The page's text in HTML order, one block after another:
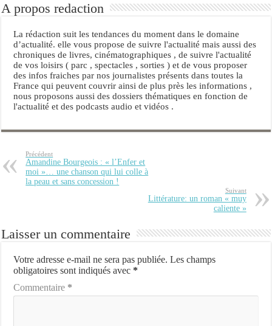
A propos redaction
La rédaction suit les tendances du moment dans le domaine
d’actualité. elle vous propose de suivre l'actualité mais aussi des
chroniques de livres, cinématographiques , de suivre l'actualité
de vos loisirs ( parc , spectacles , sorties ) et de vous proposer
des infos fraiches par nos journalistes présents dans toutes la
France qui peuvent couvrir ainsi de plus près les informations ,
nous proposons aussi des dossiers thématiques en fonction de
l'actualité et des podcasts audio et vidéos .
Précédent
Amandine Bourgeois : « l’Enfer et
moi »… une chanson qui lui colle à
la peau et sans concession !
Suivant
Littérature: un roman « muy
caliente »
Laisser un commentaire
Votre adresse e-mail ne sera pas publiée. Les champs
obligatoires sont indiqués avec *
Commentaire *